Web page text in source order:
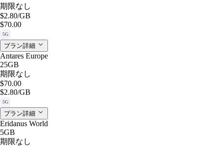
期限なし
$2.80/GB
$70.00
5G
プラン詳細
Antares Europe
25GB
期限なし
$70.00
$2.80/GB
5G
プラン詳細
Eridanus World
5GB
期限なし